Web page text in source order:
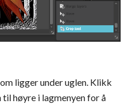
ligger under uglen. Klikk
høyre i lagmenyen for å